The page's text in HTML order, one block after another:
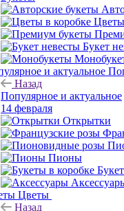
Букет
Назад
Популярное и актуальное
14 февраля
Открытки
Пионы
Цветы
Назад